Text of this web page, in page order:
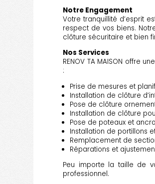
Notre Engagement
Votre tranquillité d’esprit
respect de vos biens.
clôture sécuritaire et bien
Nos Services
RENOV TA MAISON offre
:
Prise de mesures et
Installation de clôture
Pose de clôture
Installation de clôture
Pose de poteaux et
Installation de portillons
Remplacement de
Réparations et
Peu importe la taille de
professionnel.